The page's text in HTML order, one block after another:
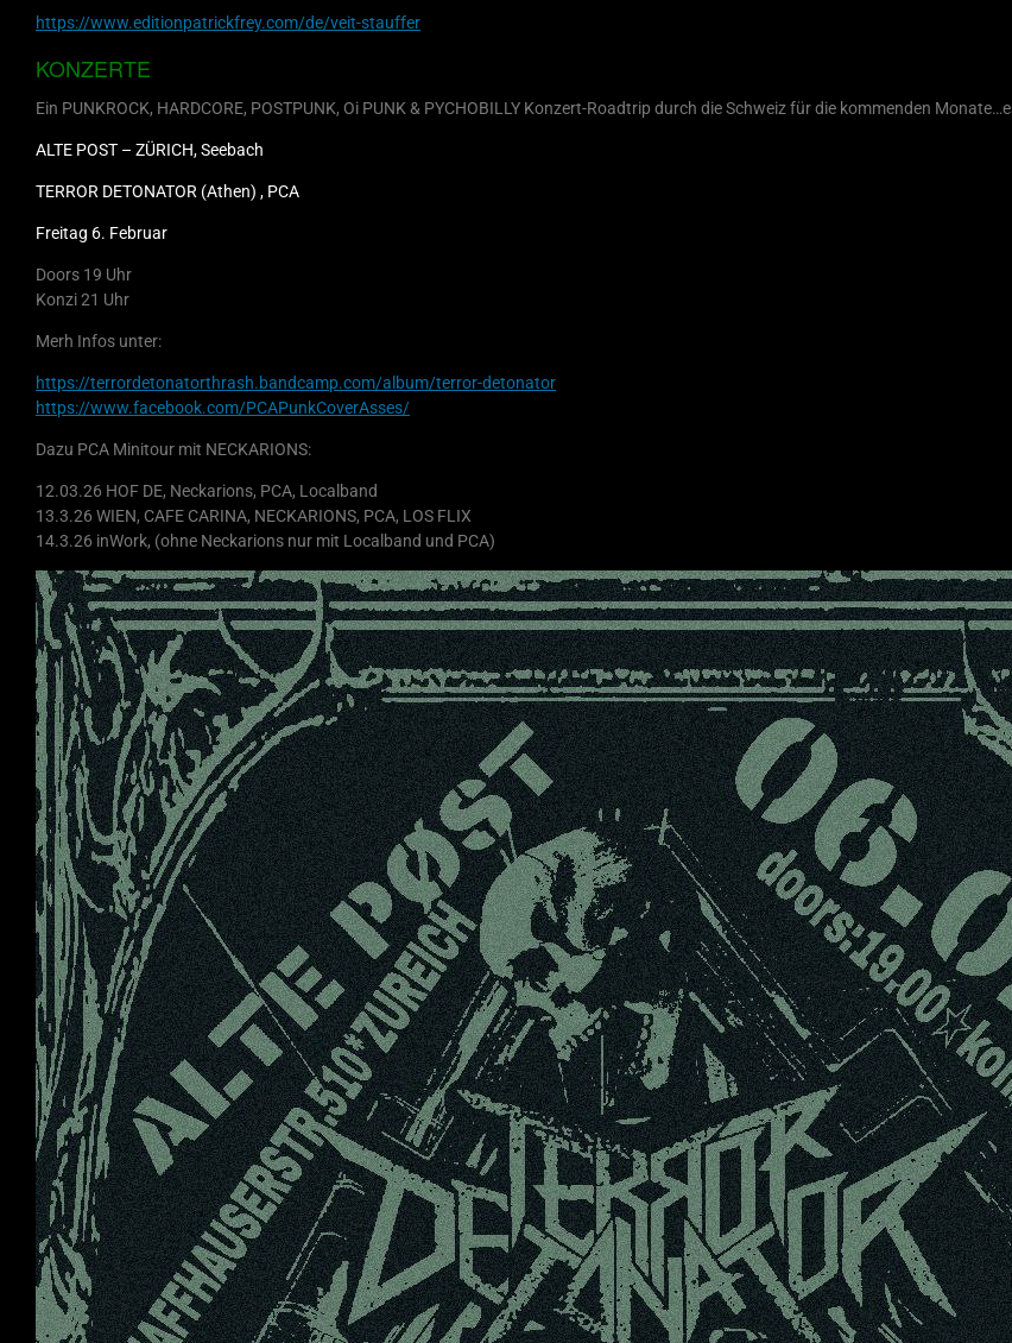
https://www.editionpatrickfrey.com/de/veit-stauffer
KONZERTE
Ein PUNKROCK, HARDCORE, POSTPUNK, Oi PUNK & PYCHOBILLY Konzert-Roadtrip durch die Schweiz für die kommenden
ALTE POST – ZÜRICH, Seebach
TERROR DETONATOR (Athen) , PCA
Freitag 6. Februar
Doors 19 Uhr
Konzi 21 Uhr
Merh Infos unter:
https://terrordetonatorthrash.bandcamp.com/album/terror-detonator
https://www.facebook.com/PCAPunkCoverAsses/
Dazu PCA Minitour mit NECKARIONS:
12.03.26 HOF DE, Neckarions, PCA, Localband
13.3.26 WIEN, CAFE CARINA, NECKARIONS, PCA, LOS FLIX
14.3.26 inWork, (ohne Neckarions nur mit Localband und PCA)